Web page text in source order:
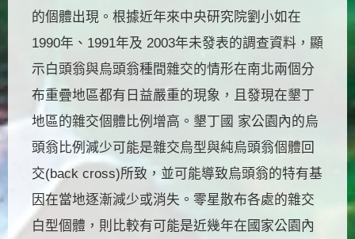
的個體出現。根據近年來中央研究院劉小如在
1990年、1991年及 2003年未發表的調查資料，顯
示白頭翁與烏頭翁種間雜交的情形在南北兩個分
布重疊地區都有日益嚴重的現象，且發現在墾丁
地區的雜交個體比例增高。墾丁國 家公園內的烏
頭翁比例減少可能是雜交烏型與純烏頭翁個體回
交(back cross)所致，並可能導致烏頭翁的特有基
因在當地逐漸減少或消失。零星散布各處的雜交
白型個體，則比較有可能是近幾年在國家公園內